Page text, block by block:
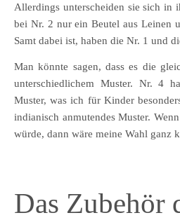
Allerdings unterscheiden sie sich in
bei Nr. 2 nur ein Beutel aus Leinen
Samt dabei ist, haben die Nr. 1 und
Man könnte sagen, dass es die
unterschiedlichem Muster. Nr. 4
Muster, was ich für Kinder
indianisch anmutendes Muster.
würde, dann wäre meine Wahl ganz
Das Zubehör